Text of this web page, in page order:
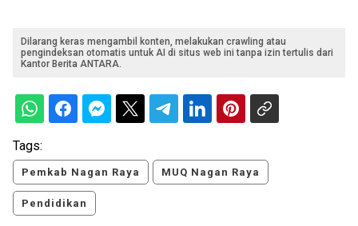
Dilarang keras mengambil konten, melakukan crawling atau
pengindeksan otomatis untuk AI di situs web ini tanpa izin tertulis dari
Kantor Berita ANTARA.
Tags:
Pemkab Nagan Raya MUQ Nagan Raya
Pendidikan